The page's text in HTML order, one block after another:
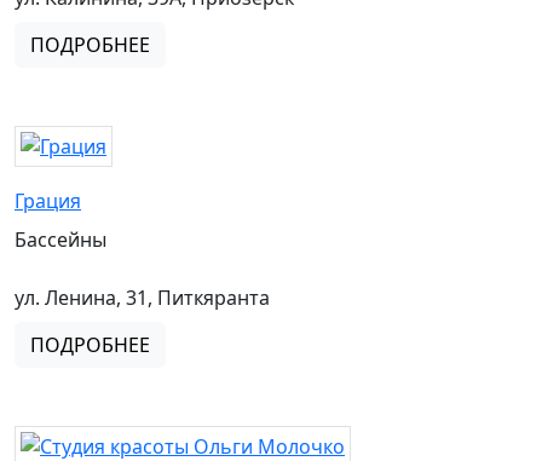
ПОДРОБНЕЕ
Грация
Бассейны
ул. Ленина, 31, Питкяранта
ПОДРОБНЕЕ